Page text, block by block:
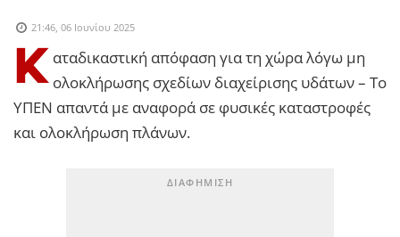
21:46, 06 Ιουνίου 2025
Κ αταδικαστική απόφαση για τη χώρα λόγω μη
ολοκλήρωσης σχεδίων διαχείρισης υδάτων – Το
ΥΠΕΝ απαντά με αναφορά σε φυσικές καταστροφές
και ολοκλήρωση πλάνων.